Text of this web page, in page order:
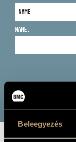
Beleegyezés
ADDRESS
EMAIL
PHONE
OPENING HOURS
NAME: